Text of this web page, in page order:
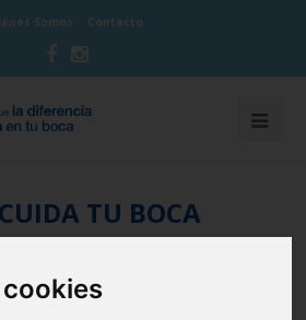
Somos Contacto
TU BOCA